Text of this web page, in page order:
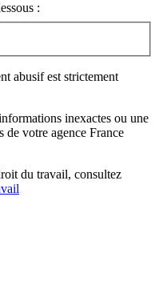
:
abusif est strictement
inexactes ou une
de votre agence France
du travail, consultez